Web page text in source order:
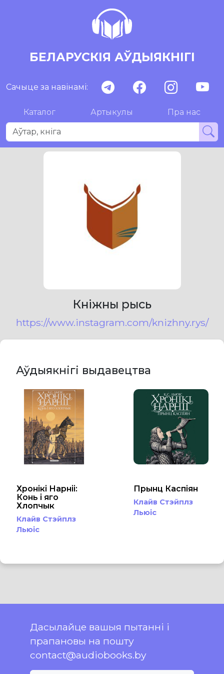
БЕЛАРУСКІЯ АЎДЫЯКНІГІ
Сачыце за навінамі:
Каталог Артыкулы Пра нас
Кніжны рысь
https://www.instagram.com/knizhny.rys/
Аўдыякнігі выдавецтва
Хронікі Нарніі:
Конь і яго
Хлопчык
Клайв Стэйплз
Льюіс
Прынц Каспіян
Клайв Стэйплз
Льюіс
Дасылайце вашыя пытанні і
прапановы на пошту
contact@audiobooks.by